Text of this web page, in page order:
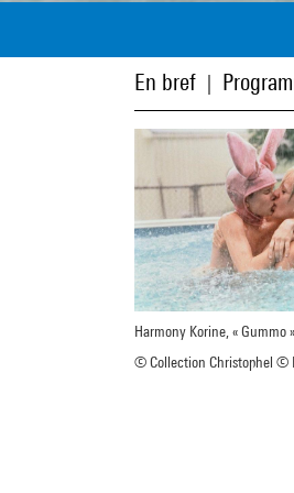
En bref
Harmony Korine, « Gummo
© Collection Christophel ©